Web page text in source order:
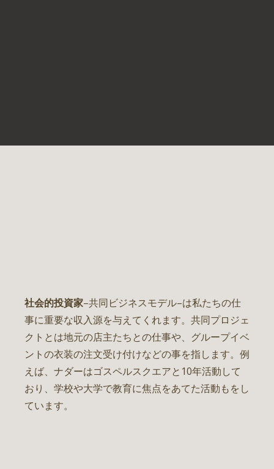
社会的投資家–共同ビジネスモデル–は私たちの仕
事に重要な収入源を与えてくれます。共同プロジェ
クトとは地元の店主たちとの仕事や、グループイベ
ントの衣装の注文受け付けなどの事を指します。例
えば、ナダーはゴスペルスクエアと10年活動して
おり、学校や大学で教育に焦点をあてた活動もをし
ています。